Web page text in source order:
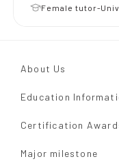
Female tutor-
About Us
Education
Certification
Major milestone